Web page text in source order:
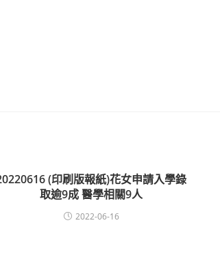
(印刷版報紙)花女申請入學錄
取逾9成 醫學相關9人
2022-06-16